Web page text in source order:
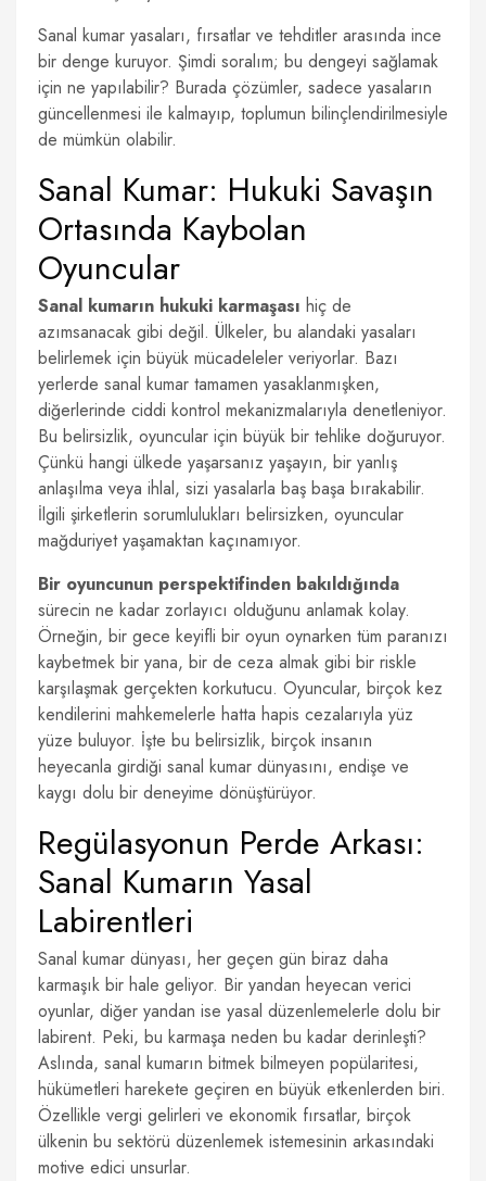
Sanal kumar yasaları, fırsatlar ve tehditler arasında ince
bir denge kuruyor. Şimdi soralım; bu dengeyi sağlamak
için ne yapılabilir? Burada çözümler, sadece yasaların
güncellenmesi ile kalmayıp, toplumun bilinçlendirilmesiyle
de mümkün olabilir.
Sanal Kumar: Hukuki Savaşın
Ortasında Kaybolan
Oyuncular
Sanal kumarın hukuki karmaşası hiç de
azımsanacak gibi değil. Ülkeler, bu alandaki yasaları
belirlemek için büyük mücadeleler veriyorlar. Bazı
yerlerde sanal kumar tamamen yasaklanmışken,
diğerlerinde ciddi kontrol mekanizmalarıyla denetleniyor.
Bu belirsizlik, oyuncular için büyük bir tehlike doğuruyor.
Çünkü hangi ülkede yaşarsanız yaşayın, bir yanlış
anlaşılma veya ihlal, sizi yasalarla baş başa bırakabilir.
İlgili şirketlerin sorumlulukları belirsizken, oyuncular
mağduriyet yaşamaktan kaçınamıyor.
Bir oyuncunun perspektifinden bakıldığında
sürecin ne kadar zorlayıcı olduğunu anlamak kolay.
Örneğin, bir gece keyifli bir oyun oynarken tüm paranızı
kaybetmek bir yana, bir de ceza almak gibi bir riskle
karşılaşmak gerçekten korkutucu. Oyuncular, birçok kez
kendilerini mahkemelerle hatta hapis cezalarıyla yüz
yüze buluyor. İşte bu belirsizlik, birçok insanın
heyecanla girdiği sanal kumar dünyasını, endişe ve
kaygı dolu bir deneyime dönüştürüyor.
Regülasyonun Perde Arkası:
Sanal Kumarın Yasal
Labirentleri
Sanal kumar dünyası, her geçen gün biraz daha
karmaşık bir hale geliyor. Bir yandan heyecan verici
oyunlar, diğer yandan ise yasal düzenlemelerle dolu bir
labirent. Peki, bu karmaşa neden bu kadar derinleşti?
Aslında, sanal kumarın bitmek bilmeyen popülaritesi,
hükümetleri harekete geçiren en büyük etkenlerden biri.
Özellikle vergi gelirleri ve ekonomik fırsatlar, birçok
ülkenin bu sektörü düzenlemek istemesinin arkasındaki
motive edici unsurlar.